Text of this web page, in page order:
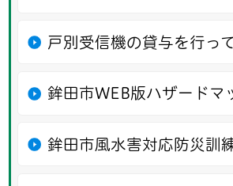
戸別受信機の貸与を行っ
鉾田市WEB版ハザードマ
鉾田市風水害対応防災訓